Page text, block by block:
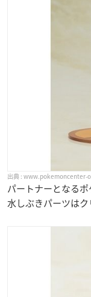
www.pokemoncenter-
パートナーとなる
水しぶきパーツは